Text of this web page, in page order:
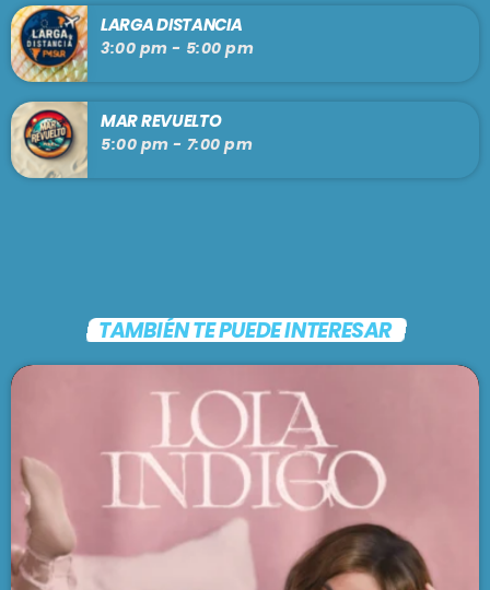
LARGA DISTANCIA
3:00 pm - 5:00 pm
MAR REVUELTO
5:00 pm - 7:00 pm
TAMBIÉN TE PUEDE INTERESAR